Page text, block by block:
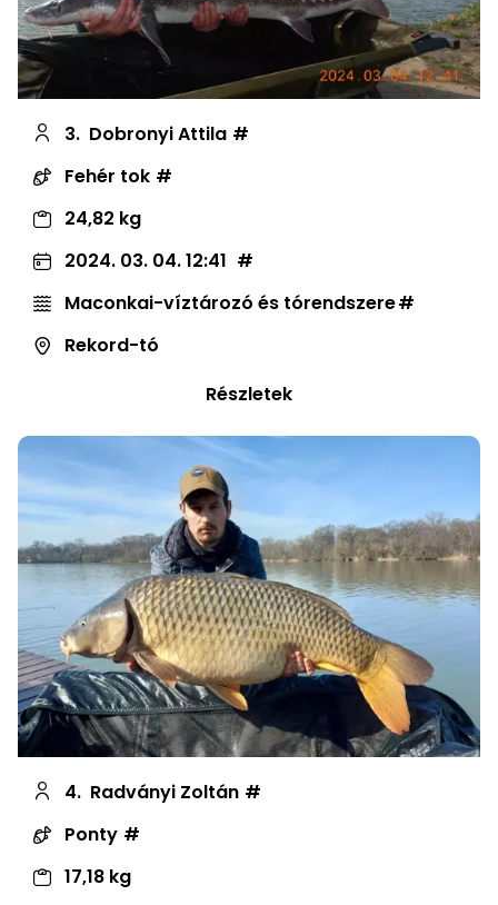
3. Dobronyi Attila
Fehér tok
24,82 kg
2024. 03. 04. 12:41
Maconkai-víztározó és tórendszere
Rekord-tó
Részletek
4. Radványi Zoltán
Ponty
17,18 kg